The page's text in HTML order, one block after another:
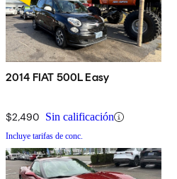
2014 FIAT 500L Easy
$2,490 Sin calificación
Incluye tarifas de conc.